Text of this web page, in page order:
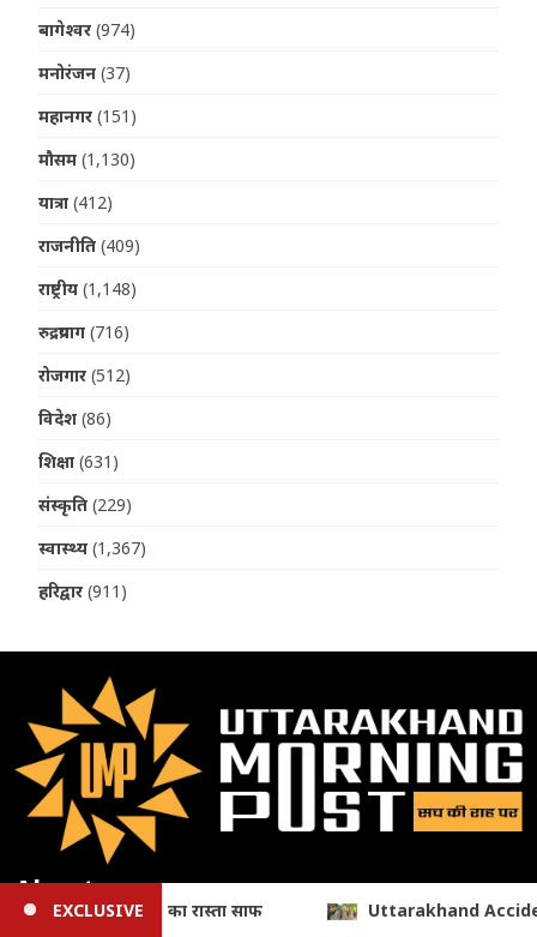
बागेश्वर (974)
मनोरंजन (37)
महानगर (151)
मौसम (1,130)
यात्रा (412)
राजनीति (409)
राष्ट्रीय (1,148)
रुद्रप्रयाग (716)
रोजगार (512)
विदेश (86)
शिक्षा (631)
संस्कृति (229)
स्वास्थ्य (1,367)
हरिद्वार (911)
About
EXCLUSIVE
Accident: 250 मीटर गहरी खाई में गिरी बोलेरो, एक ही परिवार के पांच